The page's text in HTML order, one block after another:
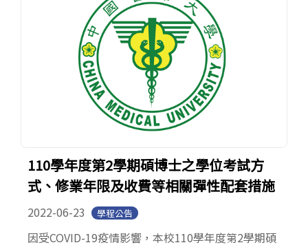
110學年度第2學期碩博士之學位考試方
式、修業年限及收費等相關彈性配套措施
2022-06-23 學程公告
因受COVID-19疫情影響，本校110學年度第2學期碩